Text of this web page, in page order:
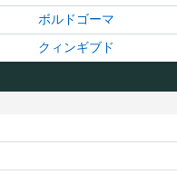
ボルドゴーマ
クィンギブド